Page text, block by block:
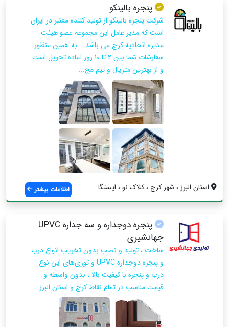
پنجره بالینکو
شرکت پنجره بالینکو از تولید کننده معتبر در ایران
است که مدیر عامل این مجموعه عضو هیئت
مدیره اتحادیه کرج می باشد... به همین منظور
سفارشات شما بین 2 تا 10 روز آماده تحویل است
و از بهترین متریال و تیم مج...
استان البرز ، شهر کرج ، کلاک نو ، ایستگا... اطلاعات بیشتر
پنجره دوجداره و سه جداره UPVC
جهانشیری
ساخت ، تولید و نصب بدون تخریب انواع درب
و پنجره دوجداره UPVC و توری‌های این نوع
درب و پنجره با کیفیت بالا ، بدون واسطه و
قیمت مناسب در تمام نقاط کرج و استان البرز